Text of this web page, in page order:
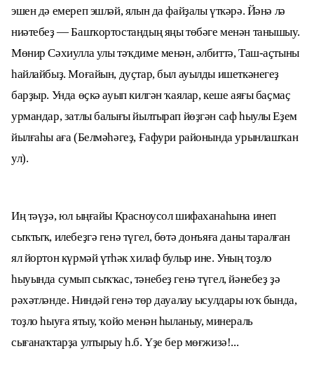
эшен дә емереп эшләй, ялын да файҙалы үткәрә. Йәнә лә
ниәтебеҙ — Башҡортостандың яңы төбәге менән танышыу.
Мөнир Сәхиулла улы тәҡдиме менән, әлбиттә, Таш-аҫтыны
һайлайбыҙ. Моғайын, дуҫтар, был ауылды ишеткәнегеҙ
барҙыр. Унда өҫкә ауып килгән ҡаялар, кеше аяғы баҫмаҫ
урмандар, затлы балығы йылтырап йөҙгән саф һыулы Еҙем
йылғаһы аға (Белмәһәгеҙ, Ғафури районында урынлашҡан
ул).
Иң тәүҙә, юл ыңғайы Красноусол шифаханаһына инеп
сыҡтыҡ, илебеҙгә генә түгел, бөтә донъяға даны таралған
ял йортон күрмәй үтһәк хилаф булыр ине. Уның тоҙло
һыуында сумып сыҡҡас, тәнебеҙ генә түгел, йәнебеҙ ҙә
рәхәтләнде. Ниндәй генә төр дауалау ысулдары юҡ бында,
тоҙло һыуға ятыу, ҡойо менән һыланыу, минераль
сығанаҡтарҙа ултырыу һ.б. Үҙе бер мөғжизә!...